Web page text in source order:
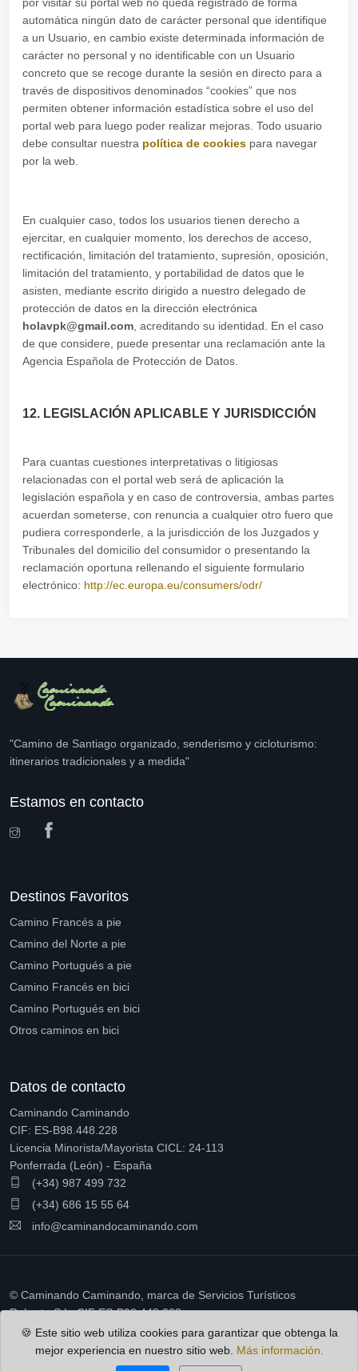
automática ningún dato de carácter personal que identifique
a un Usuario, en cambio existe determinada información de
carácter no personal y no identificable con un Usuario
concreto que se recoge durante la sesión en directo para a
través de dispositivos denominados “cookies” que nos
permiten obtener información estadística sobre el uso del
portal web para luego poder realizar mejoras. Todo usuario
debe consultar nuestra política de cookies para navegar
por la web.
En cualquier caso, todos los usuarios tienen derecho a
ejercitar, en cualquier momento, los derechos de acceso,
rectificación, limitación del tratamiento, supresión, oposición,
limitación del tratamiento, y portabilidad de datos que le
asisten, mediante escrito dirigido a nuestro delegado de
protección de datos en la dirección electrónica
holavpk@gmail.com , acreditando su identidad. En el caso
de que considere, puede presentar una reclamación ante la
Agencia Española de Protección de Datos.
12. LEGISLACIÓN APLICABLE Y JURISDICCIÓN
Para cuantas cuestiones interpretativas o litigiosas
relacionadas con el portal web será de aplicación la
legislación española y en caso de controversia, ambas partes
acuerdan someterse, con renuncia a cualquier otro fuero que
pudiera corresponderle, a la jurisdicción de los Juzgados y
Tribunales del domicilio del consumidor o presentando la
reclamación oportuna rellenando el siguiente formulario
electrónico: http://ec.europa.eu/consumers/odr/
"Camino de Santiago organizado, senderismo y cicloturismo:
itinerarios tradicionales y a medida"
Estamos en contacto
Destinos Favoritos
Camino Francés a pie
Camino del Norte a pie
Camino Portugués a pie
Camino Francés en bici
Camino Portugués en bici
Otros caminos en bici
Datos de contacto
Caminando Caminando
CIF: ES-B98.448.228
Licencia Minorista/Mayorista CICL: 24-113
Ponferrada (León) - España
(+34) 987 499 732
(+34) 686 15 55 64
info@caminandocaminando.com
© Caminando Caminando, marca de Servicios Turísticos
Ruberto S.L. CIF ES-B98.448.228
Condiciones de contratación
🍪 Este sitio web utiliza cookies para garantizar que obtenga la
mejor experiencia en nuestro sitio web. Más información.